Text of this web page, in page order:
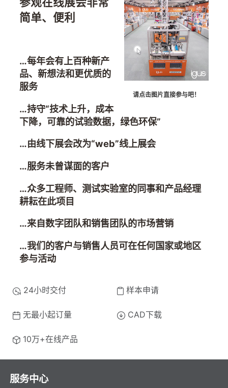
请点击图片直接参与吧！
简单、便利
…每年会有上百种新产
品、新想法和更优质的
服务
…持守“技术上升，成本
下降，可靠的试验数据，绿色环保”
…由线下展会改为“web”线上展会
…服务未曾谋面的客户
…众多工程师、测试实验室的同事和产品经理
耕耘在此项目
…来自数字团队和销售团队的市场营销
…我们的客户与销售人员可在任何国家或地区
参与活动
24小时交付 样本申请
无最小起订量 CAD下载
10万+在线产品
服务中心